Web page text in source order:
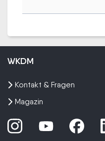
WKDM
Kontakt & Fragen
Magazin